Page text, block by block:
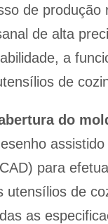
de produção
de alta
a
de
do
assistido
para
utensílios de
as